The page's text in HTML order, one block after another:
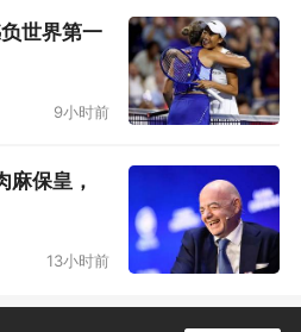
做成一个体系。肇俊哲也
和荣誉感问题，“现在小孩
队，全是类似于皇马、巴
是看着老辽宁队那种光
的球迷，能够成为辽宁队
。在我退役的时候，当天
世界第一
9小时前
麻保皇，
13小时前